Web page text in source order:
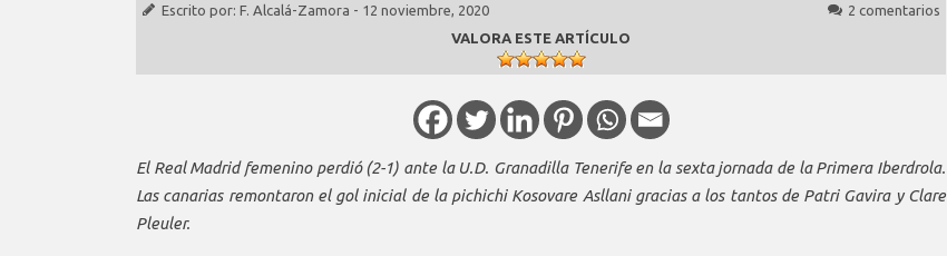
Escrito por: F. Alcalá-Zamora - 12 noviembre, 2020
2 comentarios
VALORA ESTE ARTÍCULO
El Real Madrid femenino perdió (2-1) ante la U.D. Granadilla Tenerife en la sexta jornada de la Primera Iberdrola.
Las canarias remontaron el gol inicial de la pichichi Kosovare Asllani gracias a los tantos de Patri Gavira y Clare
Pleuler.